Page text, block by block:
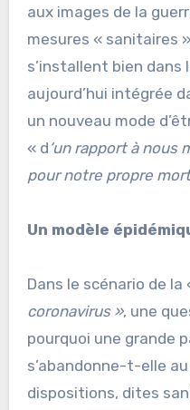
aux images de la
mesures « sanitaires
s’installent bien dans
aujourd’hui intégrée
un nouveau mode
« d ‘un rapport à nous
pour notre propre
Un modèle
Dans le scénario de la
coronavirus », une
pourquoi une grande
s’abandonne-t-elle
dispositions, dites